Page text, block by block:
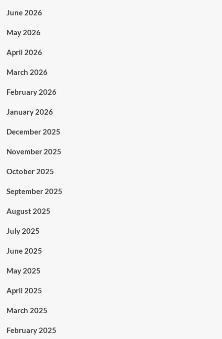
June 2026
May 2026
April 2026
March 2026
February 2026
January 2026
December 2025
November 2025
October 2025
September 2025
August 2025
July 2025
June 2025
May 2025
April 2025
March 2025
February 2025